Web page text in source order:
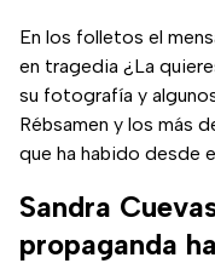
En los folletos el
en tragedia ¿La
su fotografía y
Rébsamen y los más
que ha habido desde
Sandra
propaganda